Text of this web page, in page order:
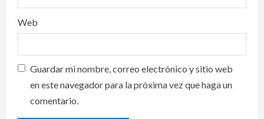
Web
Guardar mi nombre, correo electrónico y sitio web
en este navegador para la próxima vez que haga un
comentario.